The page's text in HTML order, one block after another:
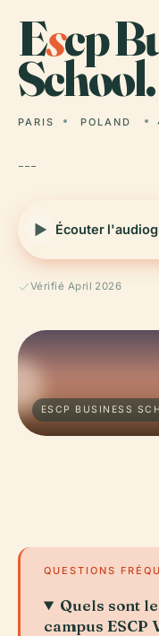
Escp
School.
PARIS POLAND
---
Écouter
Vérifié April 2026
ESCP BUSINESS
QUESTIONS
Quels sont
campus ESCP